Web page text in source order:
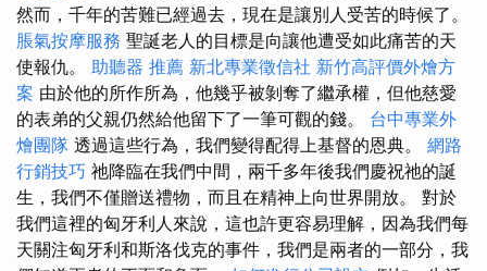
然而，千年的苦難已經過去，現在是讓別人受苦的時候了。
脹氣按摩服務 聖誕老人的目標是向讓他遭受如此痛苦的天
使報仇。 助聽器 推薦 新北專業徵信社 新竹高評價外燴方
案 由於他的所作所為，他幾乎被剝奪了繼承權，但他慈愛
的表弟的父親仍然給他留下了一筆可觀的錢。 台中專業外
燴團隊 透過這些行為，我們變得配得上基督的恩典。 網路
行銷技巧 祂降臨在我們中間，兩千多年後我們慶祝祂的誕
生，我們不僅贈送禮物，而且在精神上向世界開放。 對於
我們這裡的匈牙利人來說，這也許更容易理解，因為我們每
天關注匈牙利和斯洛伐克的事件，我們是兩者的一部分，我